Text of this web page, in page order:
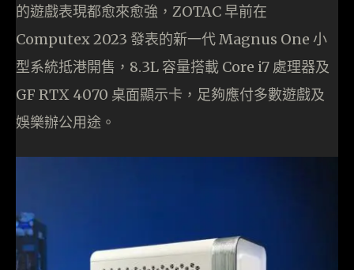
的遊戲表現都愈來愈強，ZOTAC 早前在
Computex 2023 發表的新一代 Magnus One 小
型系統抵港開售，8.3L 容量搭載 Core i7 處理器及
GF RTX 4070 桌面顯示卡，足夠應付多數遊戲及
娛樂辦公用途。